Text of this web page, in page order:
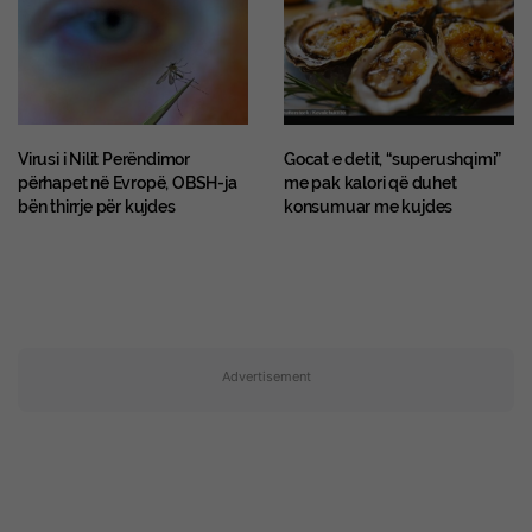
Virusi i Nilit Perëndimor
përhapet në Evropë, OBSH-ja
bën thirrje për kujdes
Gocat e detit, “superushqimi”
me pak kalori që duhet
konsumuar me kujdes
Advertisement